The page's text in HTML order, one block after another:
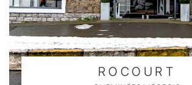
ROCOURT